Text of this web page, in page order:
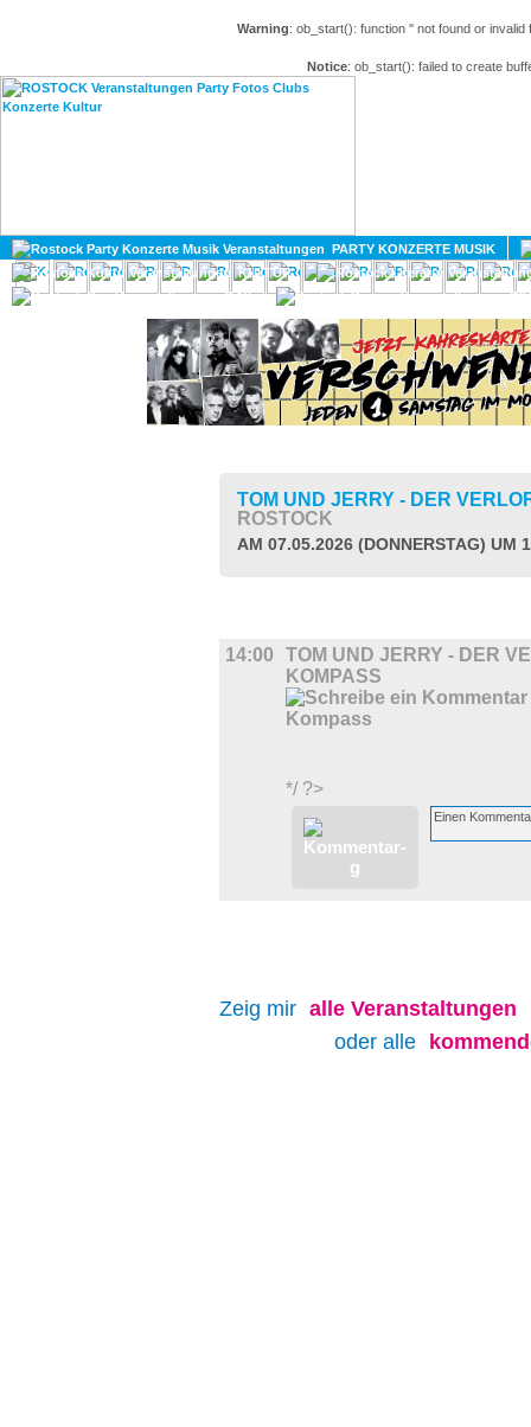
Warning: ob_start(): function '' not found or
Notice: ob_start(): failed to create
PARTY KONZERTE MUSIK
KULTUR
GAY
TOM UND JERRY - DER
ROSTOCK
AM 07.05.2026 (DONNERSTAG) UM
14:00
TOM UND JERRY - DER
KOMPASS
*/ ?>
Zeig mir alle Veranstaltungen
oder alle